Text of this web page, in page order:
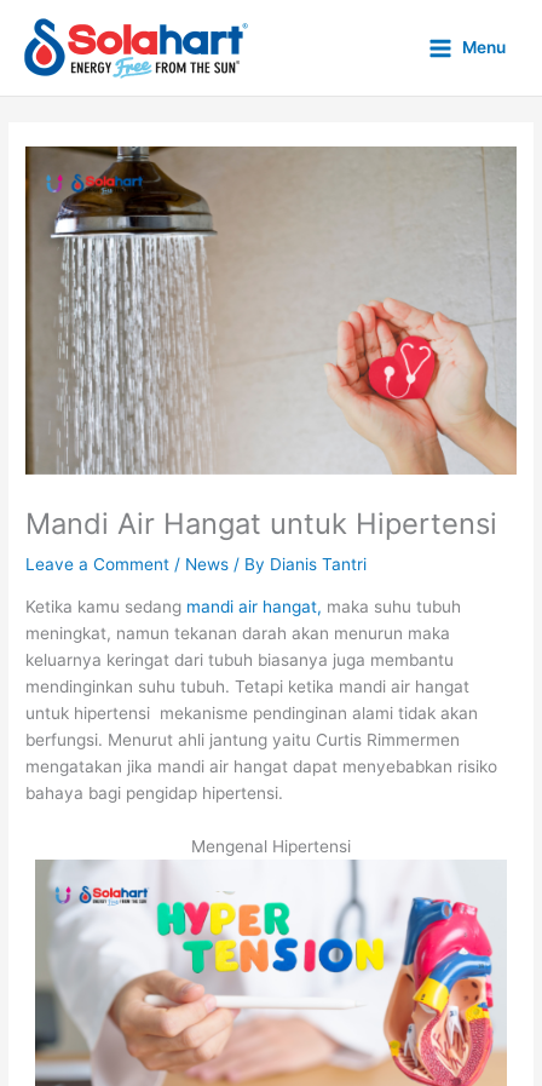
content
Menu
Mandi Air Hangat untuk Hipertensi
Leave a Comment / News / By Dianis Tantri
Ketika kamu sedang mandi air hangat, maka suhu tubuh
meningkat, namun tekanan darah akan menurun maka
keluarnya keringat dari tubuh biasanya juga membantu
mendinginkan suhu tubuh. Tetapi ketika mandi air hangat
untuk hipertensi mekanisme pendinginan alami tidak akan
berfungsi. Menurut ahli jantung yaitu Curtis Rimmermen
mengatakan jika mandi air hangat dapat menyebabkan risiko
bahaya bagi pengidap hipertensi.
Mengenal Hipertensi